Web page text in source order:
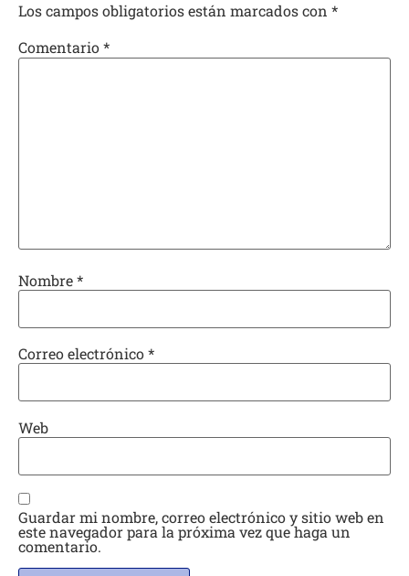
Los campos obligatorios están marcados con *
Comentario*
Nombre*
Correo electrónico*
Web
Guardar mi nombre, correo electrónico y sitio web en
este navegador para la próxima vez que haga un
comentario.